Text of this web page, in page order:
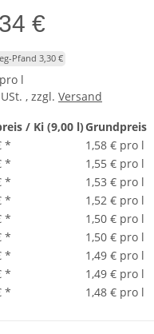
€
Pfand 3,30 €
l
, zzgl. Versand
/ Ki (9,00 l)Grundpreis
*
1,58 € pro l
*
1,55 € pro l
*
1,53 € pro l
*
1,52 € pro l
*
1,50 € pro l
*
1,50 € pro l
*
1,49 € pro l
*
1,49 € pro l
* 1,48 € pro l